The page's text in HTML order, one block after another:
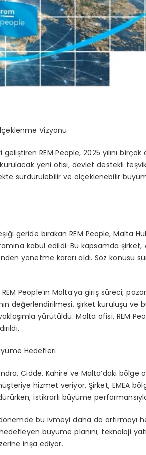
Vizyonu
REM People, 2025 yılını
yeni ofisi, devlet destekli
sürdürülebilir ve ölçeklenebilir
geride bırakan REM People, Malta
kabul edildi. Bu kapsamda şirket,
yönetme kararı aldı. Söz konusu
People’ın Malta’ya giriş süreci;
değerlendirilmesi, şirket kuruluşu ve
yürütüldü. Malta ofisi, REM
Hedefleri
Cidde, Kahire ve Malta’daki bölge
hizmet veriyor. Şirket, EMEA
istikrarlı büyüme
bu ivmeyi daha da artırmayı
hedefleyen büyüme planını; teknoloji
inşa ediyor.